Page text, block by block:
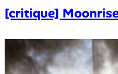
[critique]